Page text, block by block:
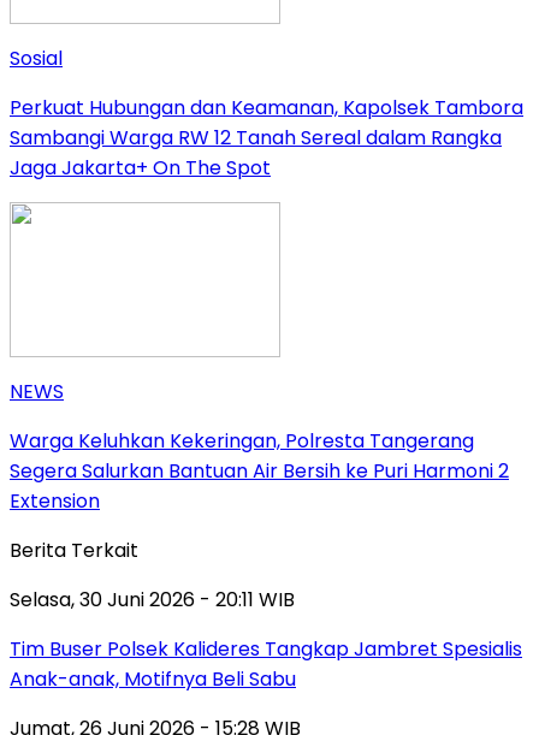
Sosial
Perkuat Hubungan dan Keamanan, Kapolsek Tambora
Sambangi Warga RW 12 Tanah Sereal dalam Rangka
Jaga Jakarta+ On The Spot
NEWS
Warga Keluhkan Kekeringan, Polresta Tangerang
Segera Salurkan Bantuan Air Bersih ke Puri Harmoni 2
Extension
Berita Terkait
Selasa, 30 Juni 2026 - 20:11 WIB
Tim Buser Polsek Kalideres Tangkap Jambret Spesialis
Anak-anak, Motifnya Beli Sabu
Jumat, 26 Juni 2026 - 15:28 WIB